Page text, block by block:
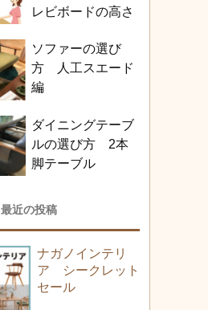
レビボードの高さ
ソファーの選び
方 人工スエード
編
ダイニングテーブ
ルの選び方 2本
脚テーブル
最近の投稿
ナガノインテリ
ア シークレット
セール